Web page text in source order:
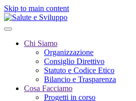
Skip to main content
Chi Siamo
Organizzazione
Consiglio Direttivo
Statuto e Codice Etico
Bilancio e Trasparenza
Cosa Facciamo
Progetti in corso